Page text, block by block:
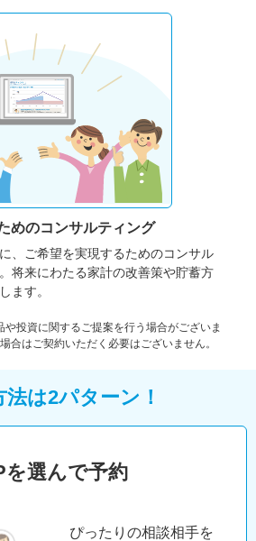
めのコンサルティング
、ご希望を実現するためのコンサル
将来にわたる家計の改善策や貯蓄方
ます。
投資に関するご提案を行う場合がございま
合はご契約いただく必要はございません。
法は2パターン！
を選んで予約
ぴったりの相談相手を